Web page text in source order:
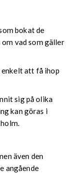
bokat de
vad som gäller
att få ihop
sig på olika
kan göras i
även den
angående